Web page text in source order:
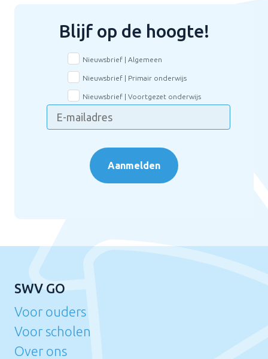
Blijf op de hoogte!
Aanmelden
Nieuwsbrief | Algemeen
Nieuwsbrief | Primair onderwijs
Nieuwsbrief | Voortgezet onderwijs
SWV GO
Voor ouders
Voor scholen
Over ons